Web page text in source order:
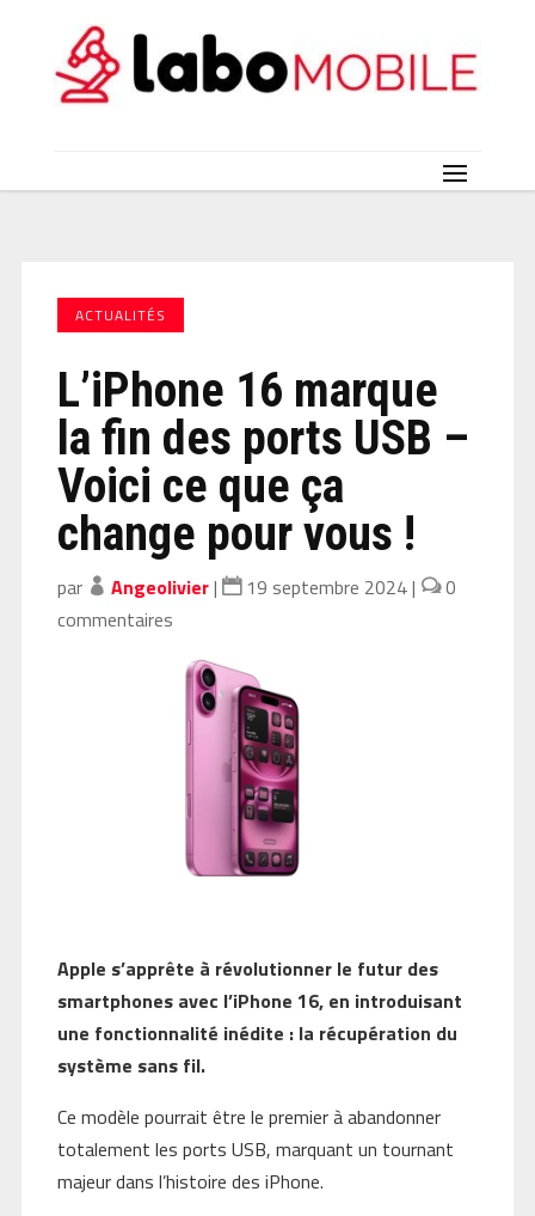
ACTUALITÉS
L’iPhone 16 marque
la fin des ports USB –
Voici ce que ça
change pour vous !
par Angeolivier| 19 septembre 2024|
0
commentaires
Apple s’apprête à révolutionner le futur des
smartphones avec l’iPhone 16, en introduisant
une fonctionnalité inédite : la récupération du
système sans fil.
Ce modèle pourrait être le premier à abandonner
totalement les ports USB, marquant un tournant
majeur dans l’histoire des iPhone.